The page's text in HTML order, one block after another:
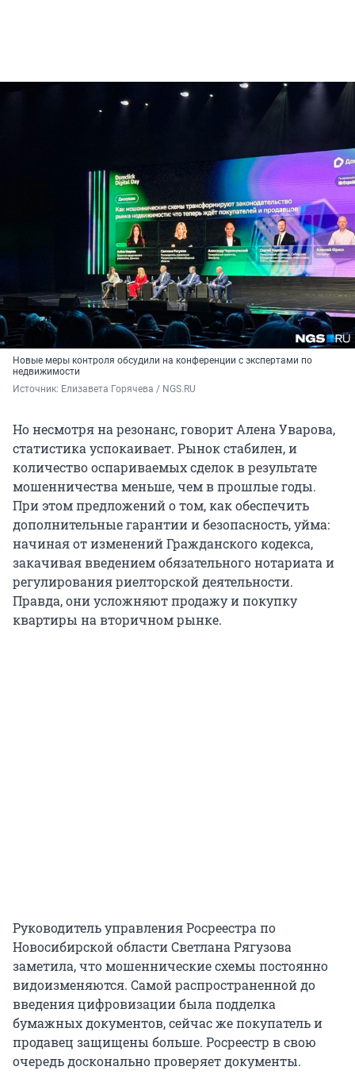
Новые меры контроля обсудили на конференции с экспертами по
недвижимости
Источник: Елизавета Горячева / NGS.RU
Но несмотря на резонанс, говорит Алена Уварова,
статистика успокаивает. Рынок стабилен, и
количество оспариваемых сделок в результате
мошенничества меньше, чем в прошлые годы.
При этом предложений о том, как обеспечить
дополнительные гарантии и безопасность, уйма:
начиная от изменений Гражданского кодекса,
закачивая введением обязательного нотариата и
регулирования риелторской деятельности.
Правда, они усложняют продажу и покупку
квартиры на вторичном рынке.
Руководитель управления Росреестра по
Новосибирской области Светлана Рягузова
заметила, что мошеннические схемы постоянно
видоизменяются. Самой распространенной до
введения цифровизации была подделка
бумажных документов, сейчас же покупатель и
продавец защищены больше. Росреестр в свою
очередь досконально проверяет документы.